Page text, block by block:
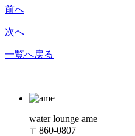
前へ
次へ
一覧へ戻る
water lounge ame
〒860-0807